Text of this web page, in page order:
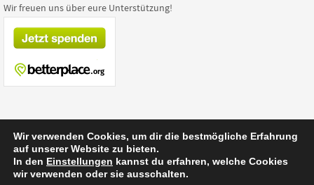
Wir freuen uns über eure Unterstützung!
Präsentiert vonNirvana&WordPress.
Wir verwenden Cookies, um dir die bestmögliche Erfahrung
auf unserer Website zu bieten.
In den Einstellungen kannst du erfahren, welche Cookies
wir verwenden oder sie ausschalten.